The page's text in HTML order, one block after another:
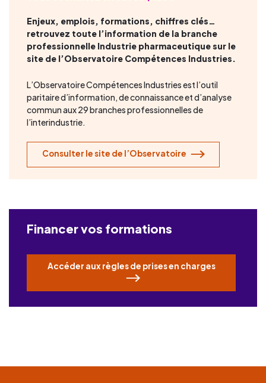
Enjeux, emplois, formations, chiffres clés…
retrouvez toute l’information de la branche
professionnelle Industrie pharmaceutique sur le
site de l’Observatoire Compétences Industries.
L’Observatoire Compétences Industries est l’outil
paritaire d’information, de connaissance et d’analyse
commun aux 29 branches professionnelles de
l’interindustrie.
Consulter le site de l’Observatoire
Financer vos formations
Accéder aux règles de prises en charges